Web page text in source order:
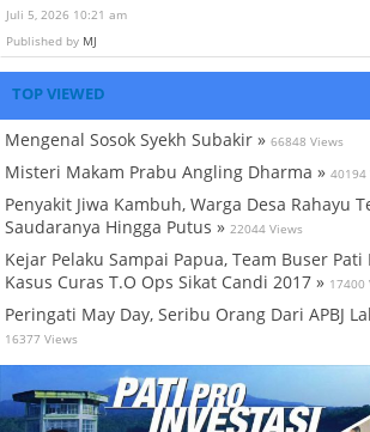
Juli 5, 2026 10:21 am
Published by MJ
TOP VIEWED
Mengenal Sosok Syekh Subakir » 66848 Views
Misteri Makam Prabu Angling Dharma » 40194
Penyakit Jiwa Kambuh, Warga Desa Rahayu
Saudaranya Hingga Putus » 22044 Views
Kejar Pelaku Sampai Papua, Team Buser
Kasus Curas T.O Ops Sikat Candi 2017 » 17400
Peringati May Day, Seribu Orang Dari APBJ
16377 Views